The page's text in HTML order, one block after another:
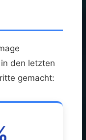
den letzten
gemacht: